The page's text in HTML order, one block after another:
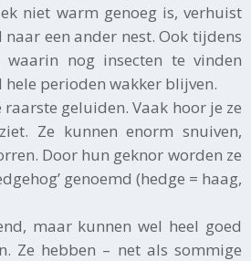
niet warm genoeg is, verhuist
een ander nest. Ook tijdens
waarin nog insecten te vinden
hele perioden wakker blijven.
raarste geluiden. Vaak hoor je ze
Ze kunnen enorm snuiven,
Door hun geknor worden ze
genoemd (hedge = haag,
maar kunnen wel heel goed
Ze hebben – net als sommige